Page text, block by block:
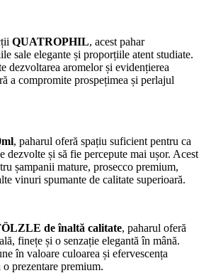
QUATROPHIL, acest pahar
sale elegante și proporțiile atent studiate.
dezvoltarea aromelor și evidențierea
a compromite prospețimea și perlajul
, paharul oferă spațiu suficient pentru ca
dezvolte și să fie percepute mai ușor. Acest
șampanii mature, prosecco premium,
vinuri spumante de calitate superioară.
de înaltă calitate, paharul oferă
finețe și o senzație elegantă în mână.
în valoare culoarea și efervescența
prezentare premium.